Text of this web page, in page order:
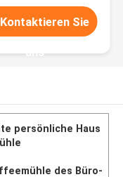
Kontaktieren Sie
uns
persönliche Haus
des Büro-